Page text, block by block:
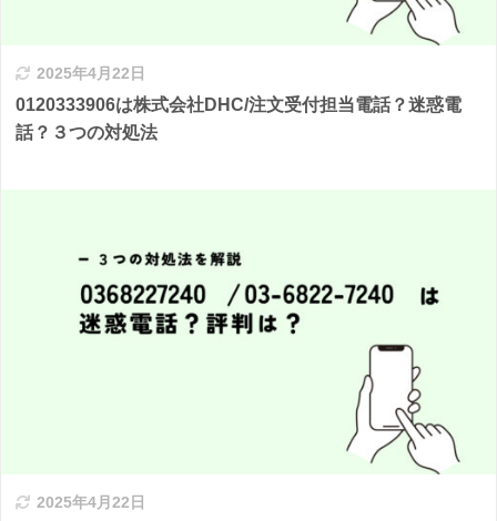
2025年4月22日
0120333906は株式会社DHC/注文受付担当電話？迷惑電
話？３つの対処法
2025年4月22日